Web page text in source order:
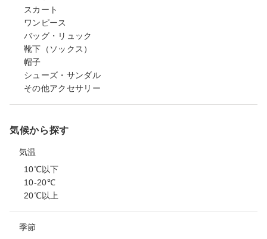
スカート
ワンピース
バッグ・リュック
靴下（ソックス）
帽子
シューズ・サンダル
その他アクセサリー
気候から探す
気温
10℃以下
10-20℃
20℃以上
季節